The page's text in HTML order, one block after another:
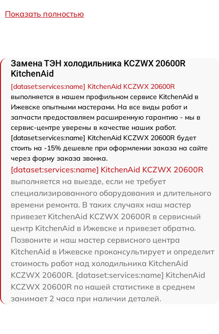
Показать полностью
Замена ТЭН холодильника KCZWX 20600R
KitchenAid
[dataset:services:name] KitchenAid KCZWX 20600R
выполняется в нашем профильном сервисе KitchenAid в
Ижевске опытными мастерами. На все виды работ и
запчасти предоставляем расширенную гарантию - мы в
сервис-центре уверены в качестве наших работ.
[dataset:services:name] KitchenAid KCZWX 20600R будет
стоить на -15% дешевле при оформлении заказа на сайте
через форму заказа звонка.
[dataset:services:name] KitchenAid KCZWX 20600R
выполняется на выезде, если не требует
специализированного оборудования и длительного
времени ремонта. В таких случаях наш мастер
привезет KitchenAid KCZWX 20600R в сервисный
центр KitchenAid в Ижевске и привезет обратно.
Позвоните и наш мастер сервисного центра
KitchenAid в Ижевске проконсультирует и определит
стоимость работ над холодильника KitchenAid
KCZWX 20600R. [dataset:services:name] KitchenAid
KCZWX 20600R по нашей статистике в среднем
занимает 2 часа при наличии деталей.